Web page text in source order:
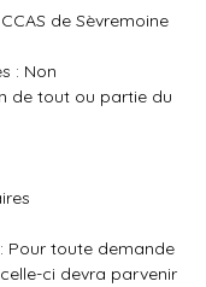
de Sèvremoine
: Non
de tout ou partie du
Pour toute demande
ci devra parvenir